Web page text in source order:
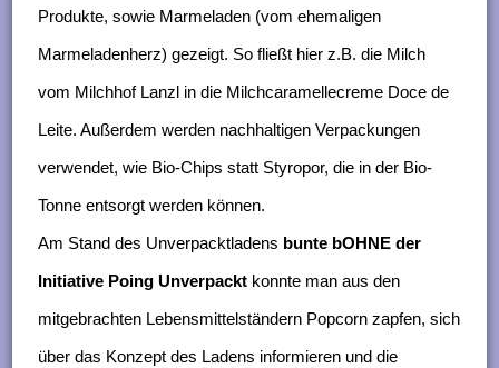
Produkte, sowie Marmeladen (vom ehemaligen
Marmeladenherz) gezeigt. So fließt hier z.B. die Milch
vom Milchhof Lanzl in die Milchcaramellecreme Doce de
Leite. Außerdem werden nachhaltigen Verpackungen
verwendet, wie Bio-Chips statt Styropor, die in der Bio-
Tonne entsorgt werden können.
Am Stand des Unverpacktladens bunte bOHNE der
Initiative Poing Unverpacktkonnte man aus den
mitgebrachten Lebensmittelständern Popcorn zapfen, sich
über das Konzept des Ladens informieren und die